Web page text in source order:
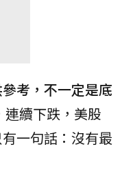
考，不一定是底
連續下跌，美股
一句話：沒有最